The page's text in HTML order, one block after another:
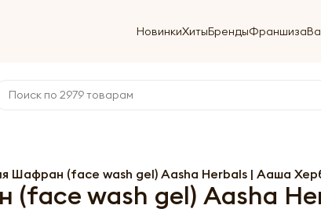
НовинкиХитыБрендыФраншиза
Шафран (face wash gel) Aasha Herbals | Ааша
(face wash gel) Aasha